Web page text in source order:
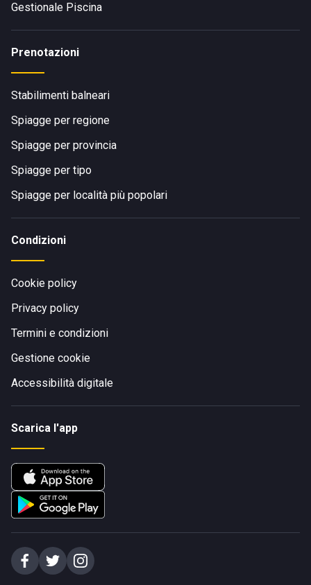
Gestionale Piscina
Prenotazioni
Stabilimenti balneari
Spiagge per regione
Spiagge per provincia
Spiagge per tipo
Spiagge per località più popolari
Condizioni
Cookie policy
Privacy policy
Termini e condizioni
Gestione cookie
Accessibilità digitale
Scarica l'app